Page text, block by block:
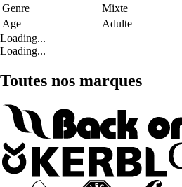
Genre
Mixte
Age
Adulte
Loading...
Loading...
Toutes nos marques